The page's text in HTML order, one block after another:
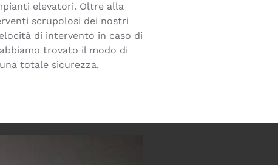
elevatori. Oltre alla
scrupolosi dei nostri
di intervento in caso di
trovato il modo di
totale sicurezza.